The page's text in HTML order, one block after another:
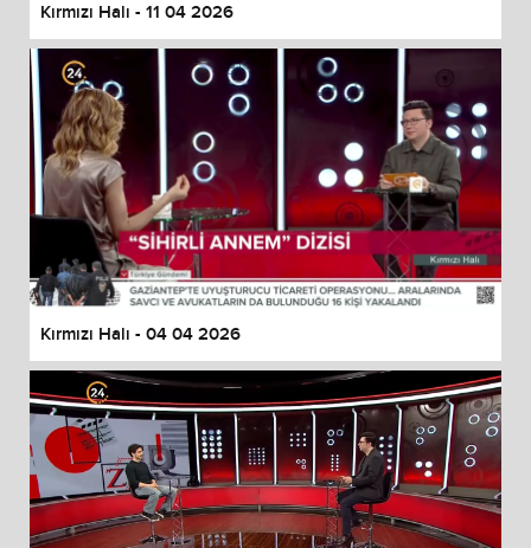
Kırmızı Halı - 11 04 2026
Kırmızı Halı - 04 04 2026